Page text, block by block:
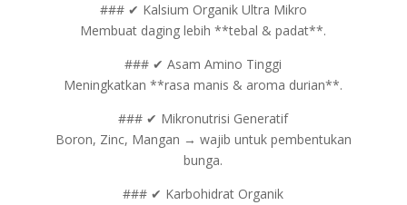
### ✔ Kalsium Organik Ultra Mikro
Membuat daging lebih **tebal & padat**.
### ✔ Asam Amino Tinggi
Meningkatkan **rasa manis & aroma durian**.
### ✔ Mikronutrisi Generatif
Boron, Zinc, Mangan → wajib untuk pembentukan
bunga.
### ✔ Karbohidrat Organik